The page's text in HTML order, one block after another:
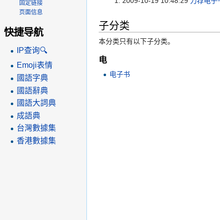
子分类
本分类只有以下子分类。
电
电子书
固定链接
页面信息
快捷导航
IP查询🔍
Emoji表情
國語字典
國語辭典
國語大詞典
成語典
台灣數據集
香港數據集